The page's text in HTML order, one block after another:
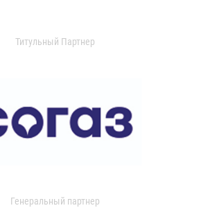
Титульный Партнер
Генеральный партнер